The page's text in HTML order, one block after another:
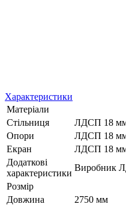
Характеристики
Матеріали
Стільниця
ЛДСП 18 мм
Опори
ЛДСП 18
Екран
ЛДСП 18
Додаткові
характеристики
Виробник
Розмір
Довжина
2750 мм